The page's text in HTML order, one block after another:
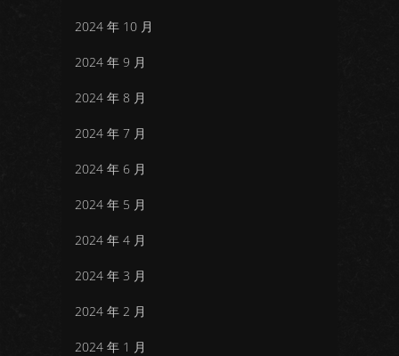
2024 年 10 月
2024 年 9 月
2024 年 8 月
2024 年 7 月
2024 年 6 月
2024 年 5 月
2024 年 4 月
2024 年 3 月
2024 年 2 月
2024 年 1 月